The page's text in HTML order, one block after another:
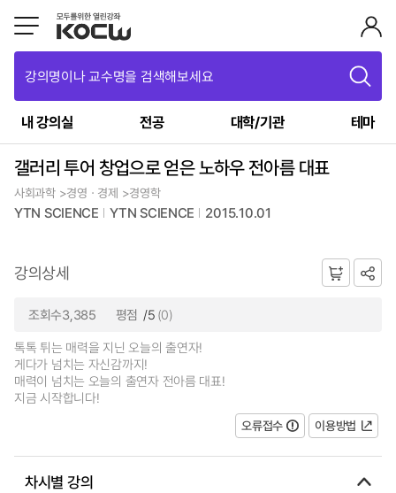
강의명이나 교수명을 검색해보세요
내 강의실 전공 대학/기관 테마
갤러리 투어 창업으로 얻은 노하우 전아름 대표
사회과학 >경영ㆍ경제 >경영학
YTN SCIENCE YTN SCIENCE 2015.10.01
강의상세
조회수3,385 평점 /5 (0)
톡톡 튀는 매력을 지닌 오늘의 출연자!
게다가 넘치는 자신감까지!
매력이 넘치는 오늘의 출연자 전아름 대표!
지금 시작합니다!
오류접수
이용방법
차시별 강의